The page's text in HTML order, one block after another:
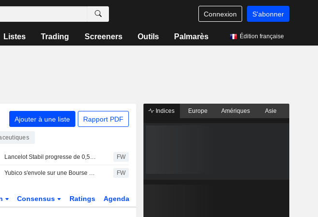
Connexion S'abonner
Listes Trading Screeners Outils Palmarès Édition française
Ajouter à une liste Rapport PDF
Lancelot Stabil progresse de 0,5 % en juillet - Epiroc intègre le portefeuille FW
Yubico s'envole sur une Bourse de Stockholm indécise FW
Consensus Ratings Agenda
Indices Europe Amériques Asie